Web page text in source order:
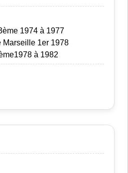
1974 à 1977
Marseille 1er 1978
à 1982